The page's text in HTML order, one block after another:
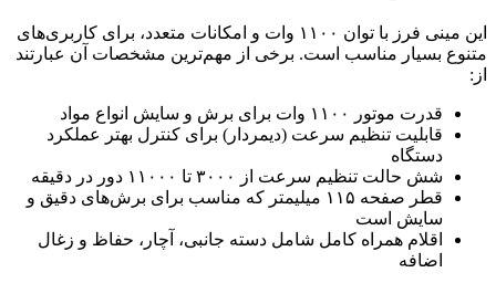
این مینی فرز با توان ۱۱۰۰ وات و امکانات متعدد، برای کاربری‌های
متنوع بسیار مناسب است. برخی از مهم‌ترین مشخصات آن عبارتند
از:
قدرت موتور ۱۱۰۰ وات برای برش و سایش انواع مواد
قابلیت تنظیم سرعت (دیمردار) برای کنترل بهتر عملکرد
دستگاه
شش حالت تنظیم سرعت از ۳۰۰۰ تا ۱۱۰۰۰ دور در دقیقه
قطر صفحه ۱۱۵ میلیمتر که مناسب برای برش‌های دقیق و
سایش است
اقلام همراه کامل شامل دسته جانبی، آچار، حفاظ و زغال
اضافه